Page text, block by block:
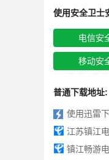
使用安全卫士
电信安
移动安
普通下载地址:
使用迅雷
江苏镇江
镇江畅游